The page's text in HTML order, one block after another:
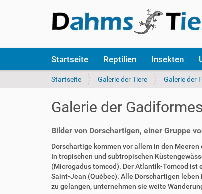
k
Startseite Reptilien Insekten
S
s
i
n
h
i
e
r
:
Startseite Galerie der Tiere Galerie der
Galerie der Gadiformes
Bilder von Dorschartigen, einer Gruppe
Dorschartige kommen vor allem in den
In tropischen und subtropischen
(Microgadus tomcod). Der Atlantik-Tomcod
Saint-Jean (Québec). Alle Dorschartigen
zu gelangen, unternehmen sie weite